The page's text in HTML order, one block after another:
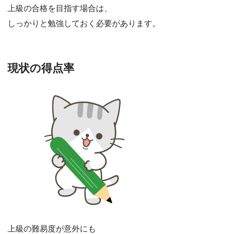
上級の合格を目指す場合は、
しっかりと勉強しておく必要があります。
現状の得点率
上級の難易度が意外にも